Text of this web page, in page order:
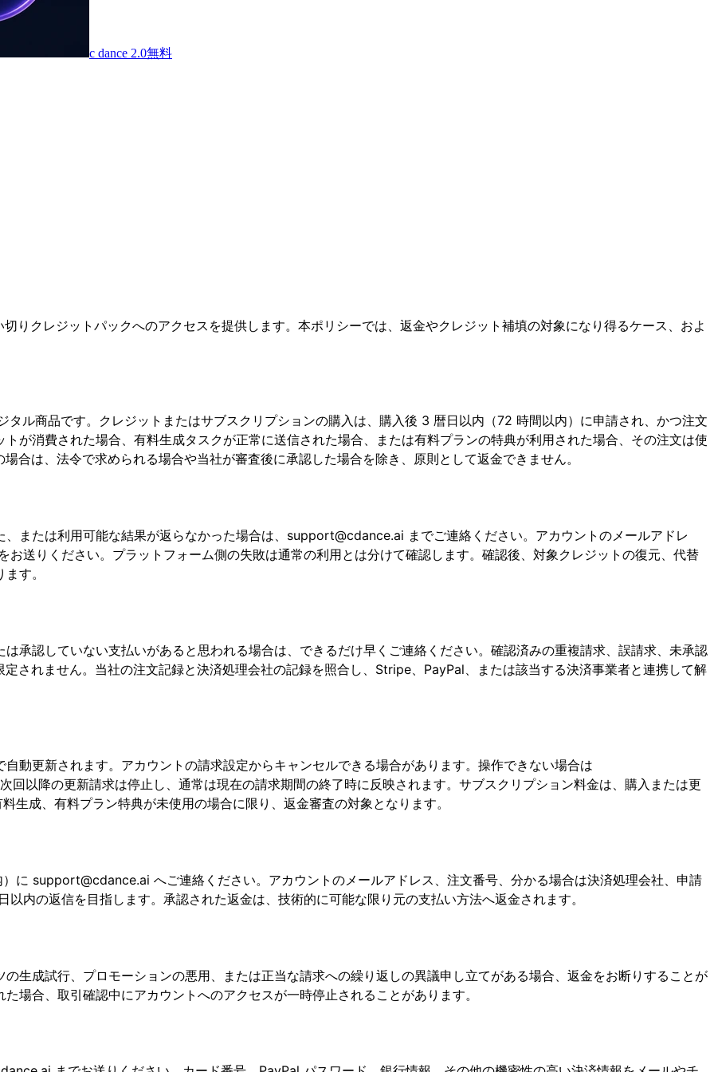
c dance 2.0無料
りクレジットパックへのアクセスを提供します。本ポリシーでは、返金やクレジット補填の対象になり得るケース、およ
ル商品です。クレジットまたはサブスクリプションの購入は、購入後 3 暦日以内（72 時間以内）に申請され、かつ注文
が消費された場合、有料生成タスクが正常に送信された場合、または有料プランの特典が利用された場合、その注文は使
合は、法令で求められる場合や当社が審査後に承認した場合を除き、原則として返金できません。
または利用可能な結果が返らなかった場合は、support@cdance.ai までご連絡ください。アカウントのメールアドレ
送りください。プラットフォーム側の失敗は通常の利用とは分けて確認します。確認後、対象クレジットの復元、代替
す。
承認していない支払いがあると思われる場合は、できるだけ早くご連絡ください。確認済みの重複請求、誤請求、未承認
されません。当社の注文記録と決済処理会社の記録を照合し、Stripe、PayPal、または該当する決済事業者と連携して解
動更新されます。アカウントの請求設定からキャンセルできる場合があります。操作できない場合は
回以降の更新請求は停止し、通常は現在の請求期間の終了時に反映されます。サブスクリプション料金は、購入または更
成、有料プラン特典が未使用の場合に限り、返金審査の対象となります。
に support@cdance.ai へご連絡ください。アカウントのメールアドレス、注文番号、分かる場合は決済処理会社、申請
内の返信を目指します。承認された返金は、技術的に可能な限り元の支払い方法へ返金されます。
生成試行、プロモーションの悪用、または正当な請求への繰り返しの異議申し立てがある場合、返金をお断りすることが
場合、取引確認中にアカウントへのアクセスが一時停止されることがあります。